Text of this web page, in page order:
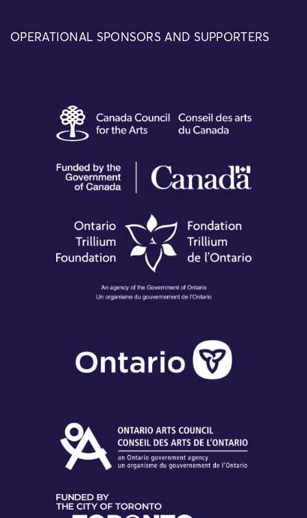
OPERATIONAL SPONSORS AND SUPPORTERS